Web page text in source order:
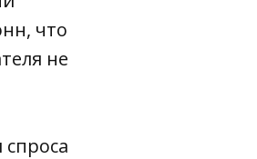
что
не